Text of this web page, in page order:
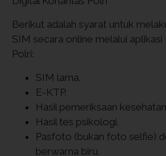
Berikut adalah syarat untuk
SIM secara online melalui aplikasi
Polri:
SIM lama.
E-KTP.
Hasil pemeriksaan
Hasil tes psikologi.
Pasfoto (bukan foto selfie)
berwarna biru.